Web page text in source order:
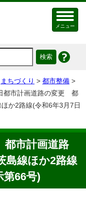
メニュー
まちづくり > 都市整備 >
都市計画道路の変更 都
か2路線(令和6年3月7日
市計画道路
島線ほか2路線
第66号)